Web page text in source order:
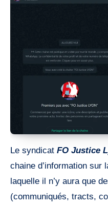
Le syndicat FO Justice
chaine d’information sur
laquelle il n’y aura que
(communiqués, tracts,